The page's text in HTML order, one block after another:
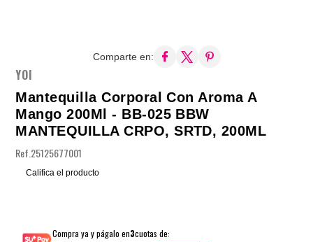
Comparte en:
YOI
Mantequilla Corporal Con Aroma A
Mango 200Ml - BB-025 BBW
MANTEQUILLA CRPO, SRTD, 200ML
Ref. 25125677001
Califica el producto
Compra ya y págalo en3cuotas de: